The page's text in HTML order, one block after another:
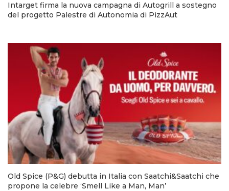
Intarget firma la nuova campagna di Autogrill a sostegno
del progetto Palestre di Autonomia di PizzAut
Old Spice (P&G) debutta in Italia con Saatchi&Saatchi che
propone la celebre ‘Smell Like a Man, Man’